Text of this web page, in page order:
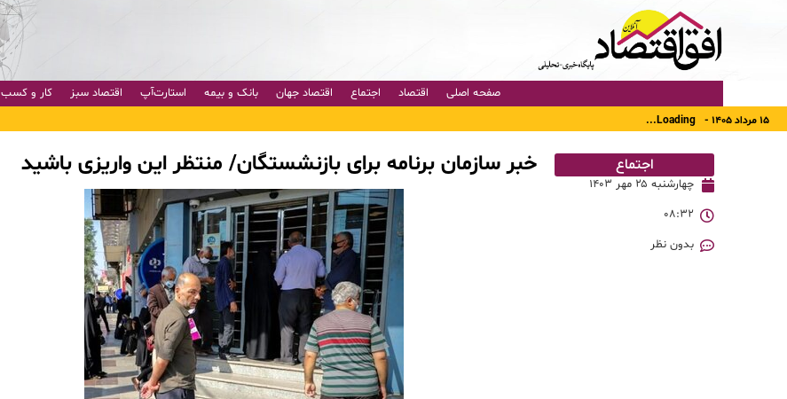
صفحه اصلی اقتصاد اجتماع اقتصاد جهان بانک و بیمه استارت‌آپ اقتصاد سبز کار و کسب
۱۵ مرداد ۱۴۰۵ - Loading...
اجتماع
چهارشنبه ۲۵ مهر ۱۴۰۳
۰۸:۳۲
بدون نظر
خبر سازمان برنامه برای بازنشستگان/ منتظر این واریزی باشید